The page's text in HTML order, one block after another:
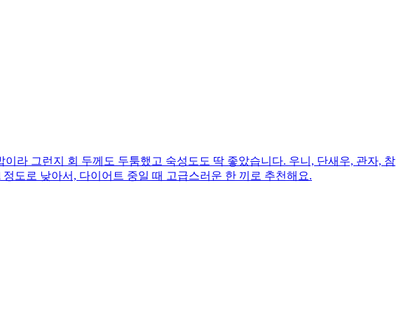
라 그런지 회 두께도 두툼했고 숙성도도 딱 좋았습니다. 우니, 단새우, 관자, 참
도로 낮아서, 다이어트 중일 때 고급스러운 한 끼로 추천해요.